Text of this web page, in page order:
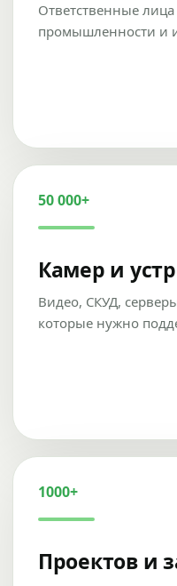
Ответственные
промышленности и
50 000+
Камер и
Видео, СКУД,
которые нужно
1000+
Проектов и